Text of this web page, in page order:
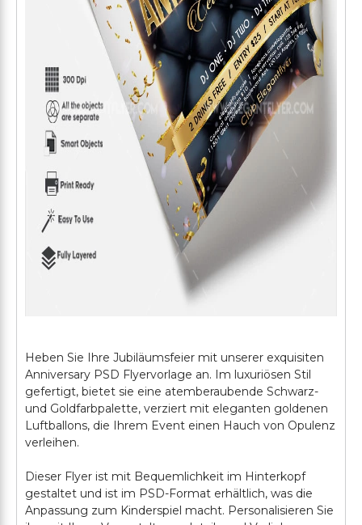
Heben Sie Ihre Jubiläumsfeier mit unserer exquisiten
Anniversary PSD Flyervorlage an. Im luxuriösen Stil
gefertigt, bietet sie eine atemberaubende Schwarz-
und Goldfarbpalette, verziert mit eleganten goldenen
Luftballons, die Ihrem Event einen Hauch von Opulenz
verleihen.
Dieser Flyer ist mit Bequemlichkeit im Hinterkopf
gestaltet und ist im PSD-Format erhältlich, was die
Anpassung zum Kinderspiel macht. Personalisieren Sie